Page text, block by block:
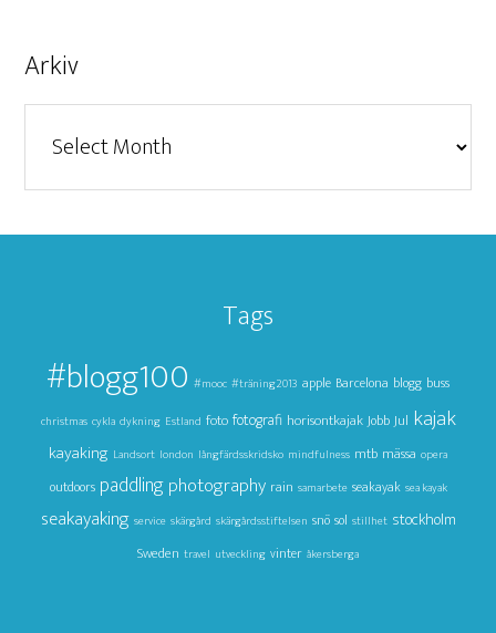
Arkiv
Tags
#blogg100 #mooc #träning2013 apple Barcelona blogg buss
christmas cykla dykning Estland foto fotografi horisontkajak Jobb Jul kajak
kayaking Landsort london långfärdsskridsko mindfulness mtb mässa opera
outdoors paddlingphotography rain samarbete seakayak sea kayak
seakayaking service skärgård skärgårdsstiftelsen snö sol stillhet stockholm
Sweden travel utveckling vinter åkersberga